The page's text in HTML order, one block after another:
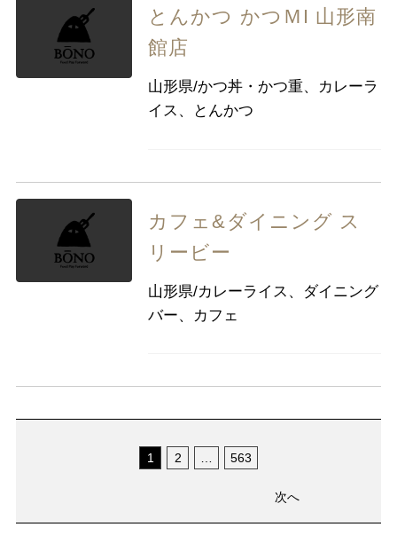
とんかつ かつＭI 山形南
館店
山形県/かつ丼・かつ重、カレーラ
イス、とんかつ
カフェ&ダイニング ス
リービー
山形県/カレーライス、ダイニング
バー、カフェ
1 2 563
次へ